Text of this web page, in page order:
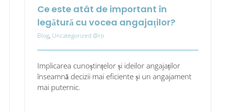
Ce este atât de important în
legătură cu vocea angajaților?
Blog, Uncategorized @ro
Implicarea cunoștințelor și ideilor angajaților
înseamnă decizii mai eficiente și un angajament
mai puternic.